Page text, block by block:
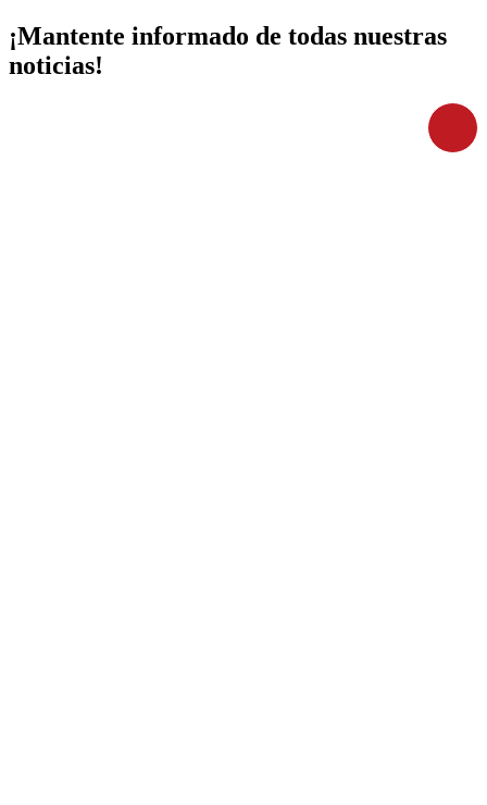
¡Mantente informado de todas nuestras
noticias!